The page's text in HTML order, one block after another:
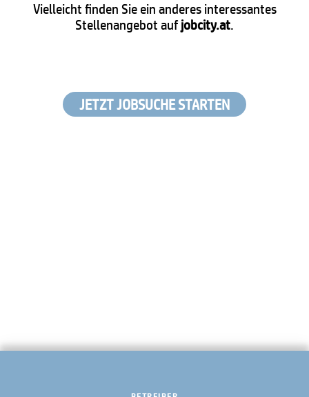
Vielleicht finden Sie ein anderes interessantes
Stellenangebot aufjobcity.at.
JETZT JOBSUCHE STARTEN